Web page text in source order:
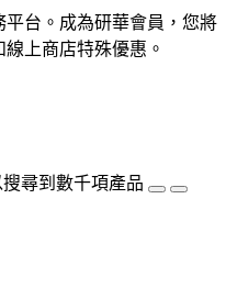
平台。成為研華會員，您將
上商店特殊優惠。
尋到數千項產品